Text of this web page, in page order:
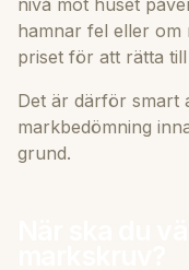
nivå mot huset
hamnar fel eller om
priset för att rätta
Det är därför smart
markbedömning
grund.